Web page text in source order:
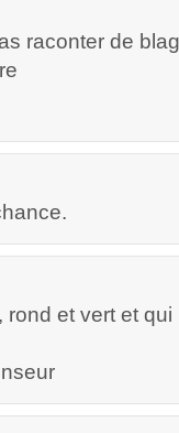
raconter de
rond et vert et